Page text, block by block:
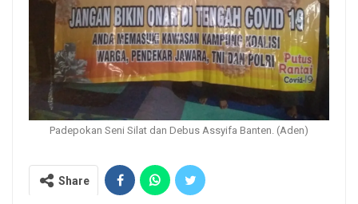
Padepokan Seni Silat dan Debus Assyifa Banten. (Aden)
Share